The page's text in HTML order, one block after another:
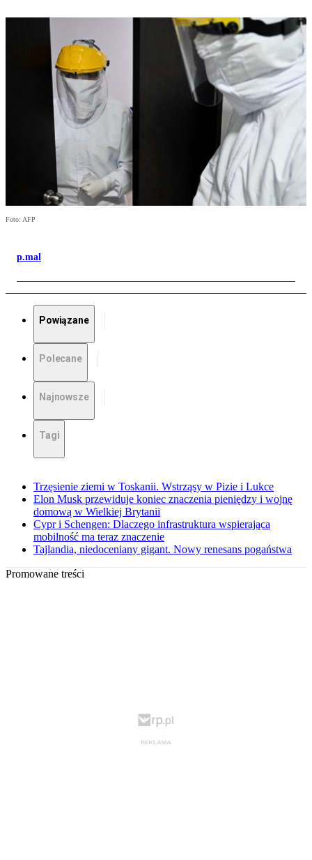
Foto: AFP
p.mal
Powiązane
Polecane
Najnowsze
Tagi
Trzęsienie ziemi w Toskanii. Wstrząsy w Pizie i Lukce
Elon Musk przewiduje koniec znaczenia pieniędzy i wojnę
domową w Wielkiej Brytanii
Cypr i Schengen: Dlaczego infrastruktura wspierająca
mobilność ma teraz znaczenie
Tajlandia, niedoceniany gigant. Nowy renesans pogaństwa
Promowane treści